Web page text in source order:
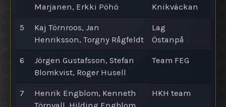
Marjanen, Erkki Pöhö
Knikväckan
5
Kaj Törnroos, Jan
Henriksson, Torgny Rågfeldt
Lag
Östanpå
6
Jörgen Gustafsson, Stefan
Blomkvist, Roger Husell
Team FEG
7
Henrik Engblom, Kenneth
HKH team